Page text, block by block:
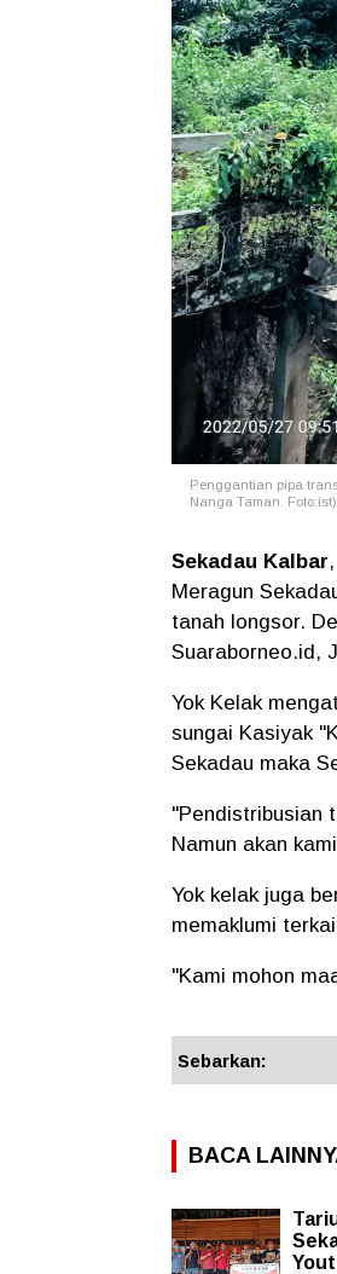
Penggantian pipa
Nanga Taman. Foto:ist).
Sekadau Kalbar
Meragun
tanah longsor.
Suaraborneo.id,
Yok Kelak
sungai Kasiyak
Sekadau maka
"Pendistribusian
Namun akan
Yok kelak juga
memaklumi
"Kami mohon
Sebarkan:
BACA